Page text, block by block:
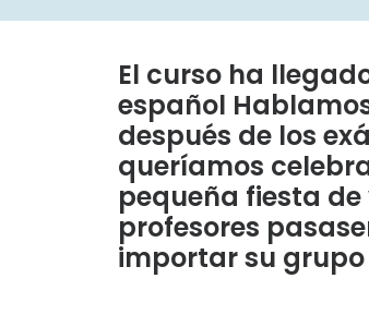
El curso ha
español
después de los
queríamos
pequeña fiesta
profesores
importar su grupo